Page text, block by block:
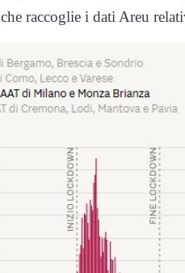
che raccoglie i dati Areu